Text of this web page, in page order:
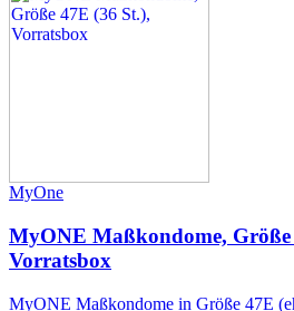
MyOne
MyONE Maßkondome, Größe
Vorratsbox
MyONE Maßkondome in Größe 47E